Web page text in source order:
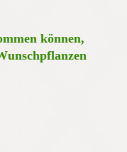
können,